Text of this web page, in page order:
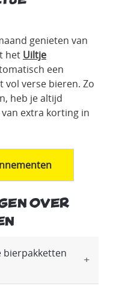
genieten van
het Uiltje
een
vol verse bieren. Zo
heb je altijd
extra korting in
over
bierpakketten